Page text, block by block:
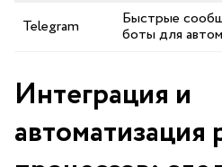
Telegram
Быстрые
боты для
Интеграция и⁤
автоматизация